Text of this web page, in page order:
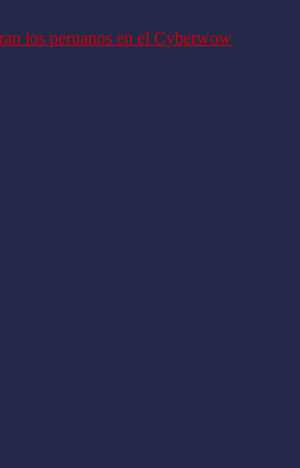
los peruanos en el Cyberwow